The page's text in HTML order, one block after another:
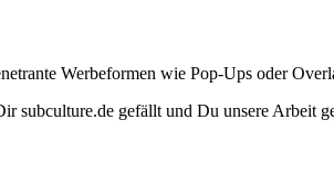
Werbeformen wie Pop-Ups oder
subculture.de gefällt und Du unsere Arbeit